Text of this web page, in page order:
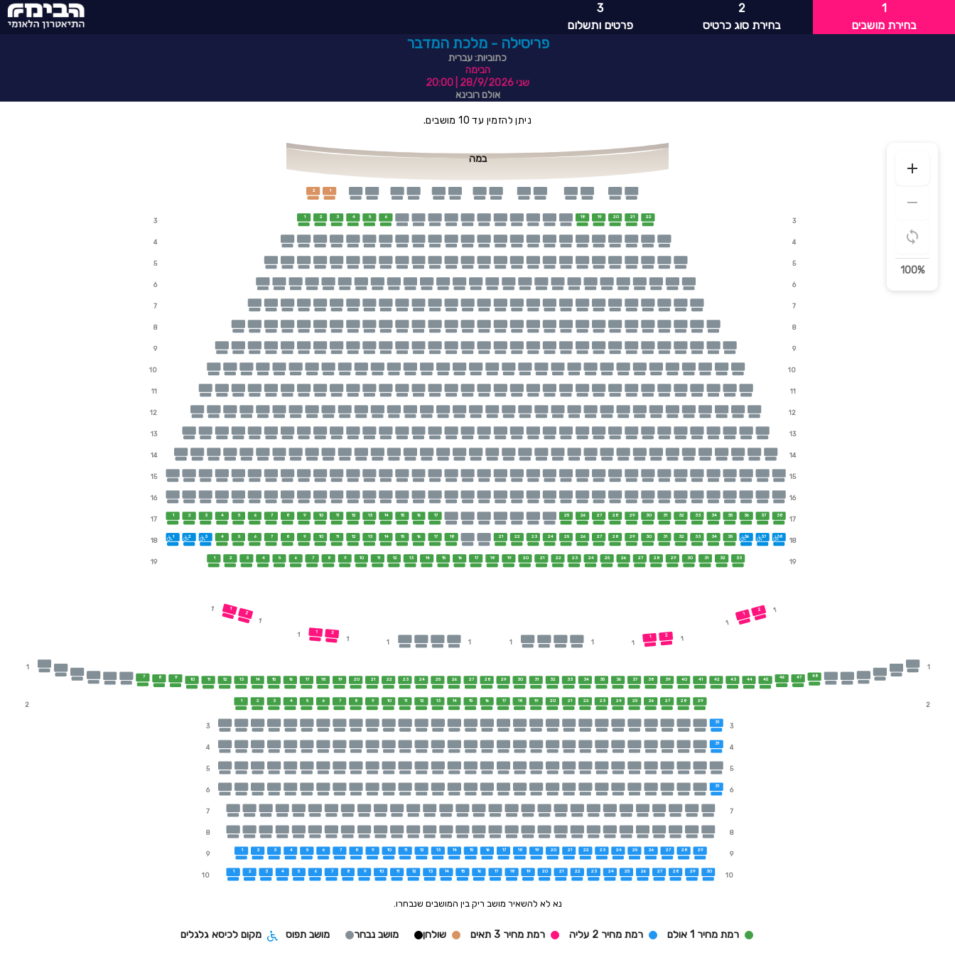
1
בחירת מושבים
2
בחירת סוג כרטיס
3
פרטים ותשלום
פריסילה - מלכת המדבר
כתוביות: עברית
הבימה
שני 28/9/2026
אולם רובינא
ניתן להזמין עד 10 מושבים.
100%
במה
3
1 2 3 4 5 6 18 19 20 21 22
3
4 4
5 5
6 6
7 7
8 8
9 9
10 10
11 11
12 12
13 13
14 14
15 15
16 16
17
1 2 3 4 5 6 7 8 9 10 11 12 13 14 15 16 17 25 26 27 28 29 30 31 32 33 34 35 36 37 38
17
18
1 2 3 4 5 6 7 8 9 10 11 12 13 14 15 16 17 18 21 22 23 24 25 26 27 28 29 30 31 32 33 34 35 36 37 38
18
19
1 2 3 4 5 6 7 8 9 10 11 12 13 14 15 16 17 18 19 20 21 22 23 24 25 26 27 28 29 30 31 32 33
19
3
31
3
4
31
4
5 5
6
31
6
7 7
8 8
9
1 2 3 4 5 6 7 8 9 10 11 12 13 14 15 16 17 18 19 20 21 22 23 24 25 26 27 28 29
9
10
1 2 3 4 5 6 7 8 9 10 11 12 13 14 15 16 17 18 19 20 21 22 23 24 25 26 27 28 29 30
10
1
1
2 1
1
1 2 1
1 1
1 1
1 1 2
1
1 1
2
1
1
7 8 9 10 11 12 13 14 15 16 17 18 19 20 21 22 23 24 25 26 27 28 29 30 31 32 33 34 35 36 37 38 39 40 41 42 43 44 45 46 47 48
1
2
1 2 3 4 5 6 7 8 9 10 11 12 13 14 15 16 17 18 19 20 21 22 23 24 25 26 27 28 29
2
2 1
נא לא להשאיר מושב ריק בין המושבים שנבחרו.
רמת מחיר 1 אולם רמת מחיר 2 עליה רמת מחיר 3 תאים שולחן מושב נבחר מושב תפוס מקום לכיסא גלגלים